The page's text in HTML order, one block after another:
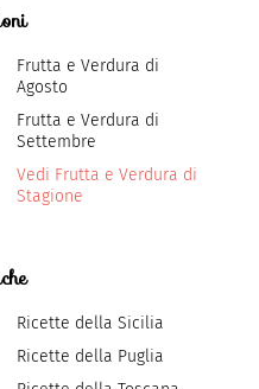
Frutta e Verdura di
Agosto
Frutta e Verdura di
Settembre
Vedi Frutta e Verdura di
Stagione
Ricette della Sicilia
Ricette della Puglia